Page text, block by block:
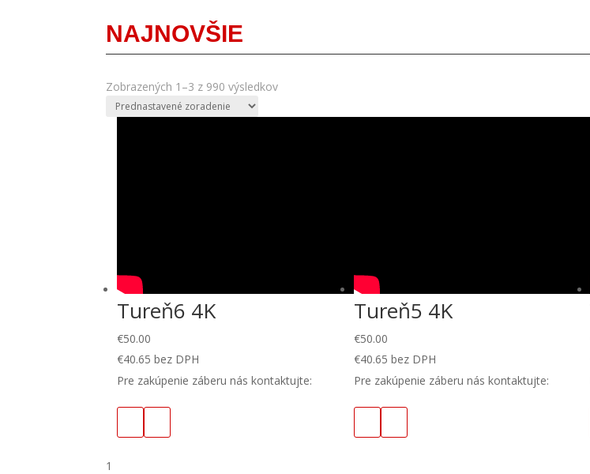
NAJNOVŠIE
Zobrazených 1–3 z 990 výsledkov
Tureň6 4K
€50.00
€40.65 bez DPH
Pre zakúpenie záberu nás kontaktujte:
Tureň5 4K
€50.00
€40.65 bez DPH
Pre zakúpenie záberu nás kontaktujte:
1